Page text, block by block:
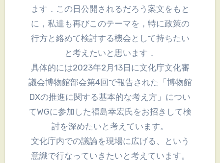
ます．この日公開されるだろう案文をもと
に，私達も再びこのテーマを，特に政策の
行方と絡めて検討する機会として持ちたい
と考えたいと思います．
具体的には2023年2月13日に文化庁文化審
議会博物館部会第4回で報告された「博物館
DXの推進に関する基本的な考え方」につい
てWGに参加した福島幸宏氏をお招きして検
討を深めたいと考えています。
文化庁内での議論を現場に広げる、という
意識で行なっていきたいと考えています。